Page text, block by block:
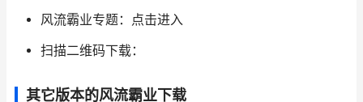
风流霸业专题：点击进入
扫描二维码下载：
其它版本的风流霸业下载